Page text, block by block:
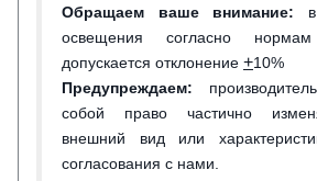
Обращаем ваше внимание:
освещения согласно
допускается отклонение +10%
Предупреждаем:
собой право частично
внешний вид или
согласования с нами.